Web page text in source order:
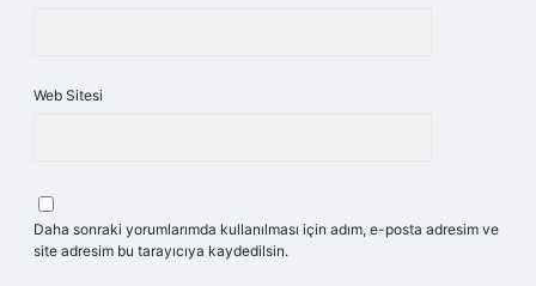
Web Sitesi
Daha sonraki yorumlarımda kullanılması için adım, e-posta adresim ve
site adresim bu tarayıcıya kaydedilsin.